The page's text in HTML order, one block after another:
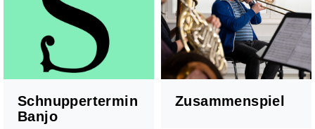
Schnuppertermin
Banjo
Zusammenspiel